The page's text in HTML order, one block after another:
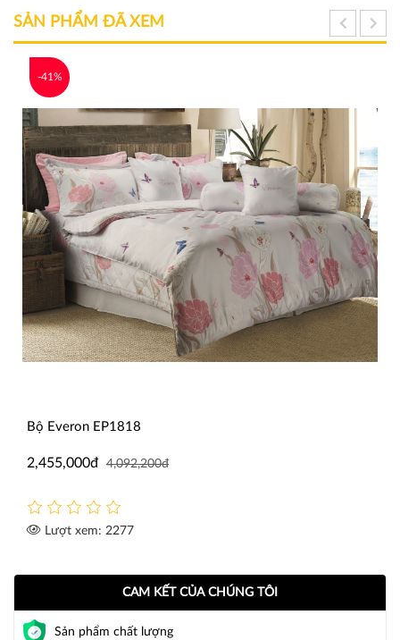
SẢN PHẨM ĐÃ XEM
-41%
Bộ Everon EP1818
2,455,000đ 4,092,200đ
Lượt xem: 2277
CAM KẾT CỦA CHÚNG TÔI
Sản phẩm chất lượng